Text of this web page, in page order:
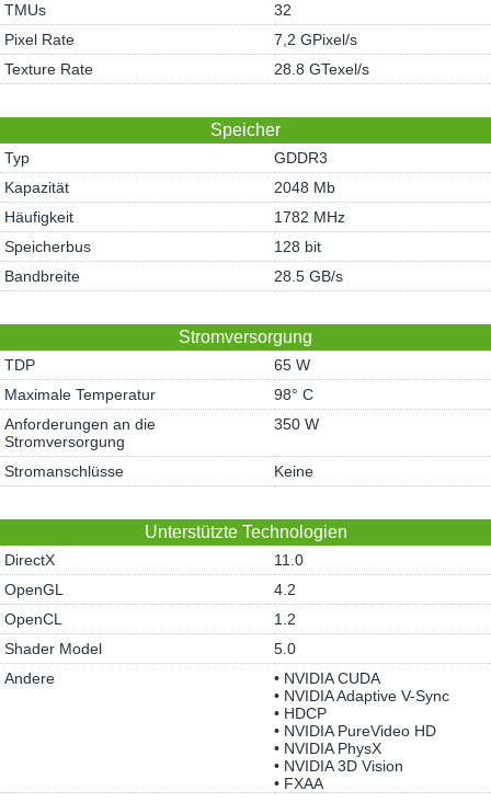
TMUs
32
Pixel Rate
7,2 GPixel/s
Texture Rate
28.8 GTexel/s
Speicher
Typ
GDDR3
Kapazität
2048 Mb
Häufigkeit
1782 MHz
Speicherbus
128 bit
Bandbreite
28.5 GB/s
Stromversorgung
TDP
65 W
Maximale Temperatur
98° C
Anforderungen an die
Stromversorgung
350 W
Stromanschlüsse Keine
Unterstützte Technologien
DirectX
11.0
OpenGL
4.2
OpenCL
1.2
Shader Model
5.0
Andere
• NVIDIA CUDA
• NVIDIA Adaptive V-Sync
• HDCP
• NVIDIA PureVideo HD
• NVIDIA PhysX
• NVIDIA 3D Vision
• FXAA